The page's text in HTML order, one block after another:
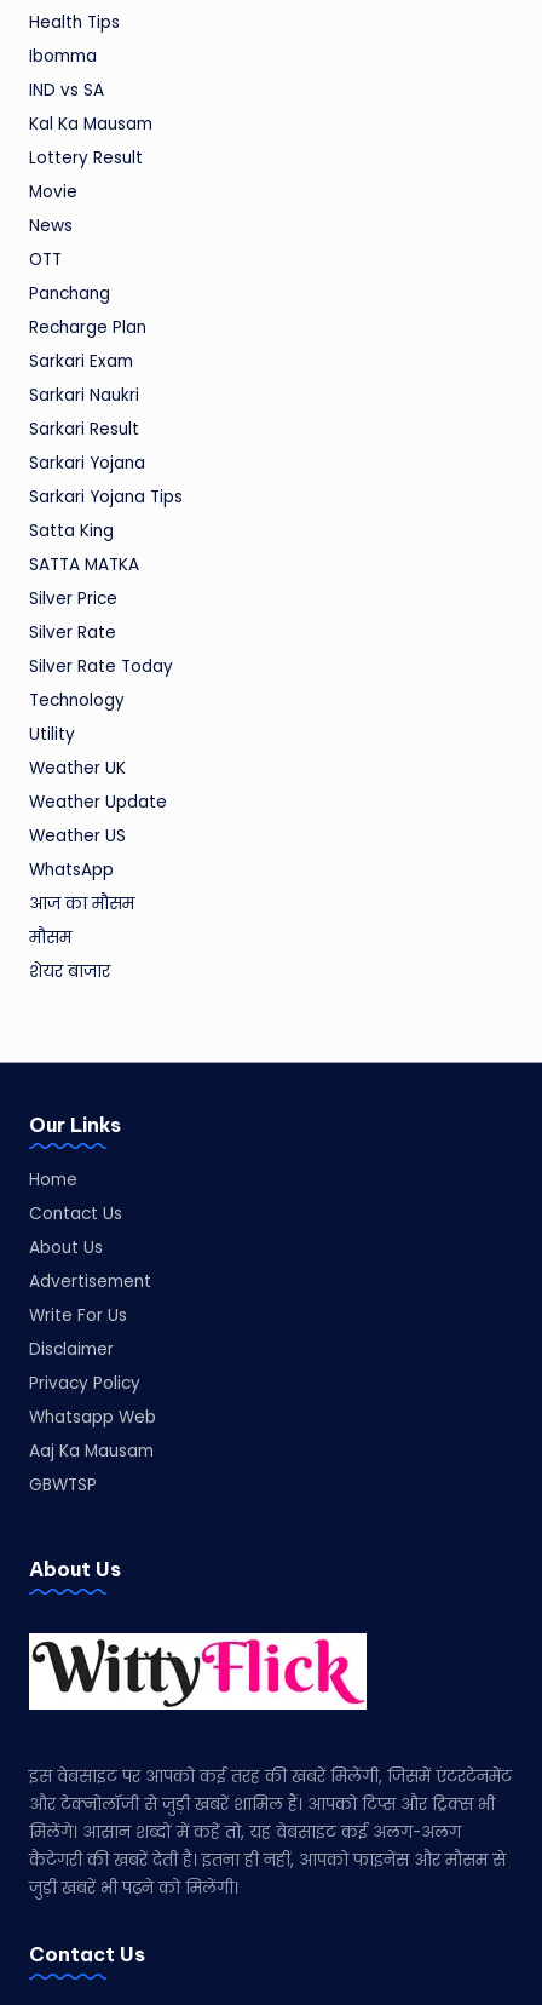
Health Tips
Ibomma
IND vs SA
Kal Ka Mausam
Lottery Result
Movie
News
OTT
Panchang
Recharge Plan
Sarkari Exam
Sarkari Naukri
Sarkari Result
Sarkari Yojana
Sarkari Yojana Tips
Satta King
SATTA MATKA
Silver Price
Silver Rate
Silver Rate Today
Technology
Utility
Weather UK
Weather Update
Weather US
WhatsApp
आज का मौसम
मौसम
शेयर बाजार
Our Links
Home
Contact Us
About Us
Advertisement
Write For Us
Disclaimer
Privacy Policy
Whatsapp Web
Aaj Ka Mausam
GBWTSP
About Us
इस वेबसाइट पर आपको कई तरह की खबरें मिलेंगी, जिसमें एंटरटेनमेंट
और टेक्नोलॉजी से जुड़ी खबरें शामिल हैं। आपको टिप्स और ट्रिक्स भी
मिलेंगे। आसान शब्दों में कहें तो, यह वेबसाइट कई अलग-अलग
कैटेगरी की खबरें देती है। इतना ही नहीं, आपको फाइनेंस और मौसम से
जुड़ी खबरें भी पढ़ने को मिलेंगी।
Contact Us